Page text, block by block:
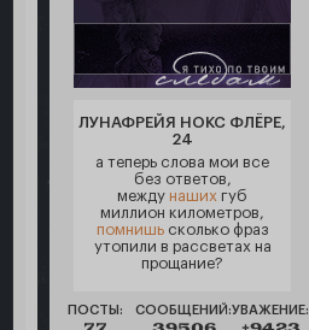
ЛУНАФРЕЙЯ НОКС ФЛЁРЕ,
24
а теперь слова мои все
без ответов,
между наших губ
миллион километров,
помнишьсколько фраз
утопили в рассветах на
прощание?
ПОСТЫ: СООБЩЕНИЙ:УВАЖЕНИЕ: